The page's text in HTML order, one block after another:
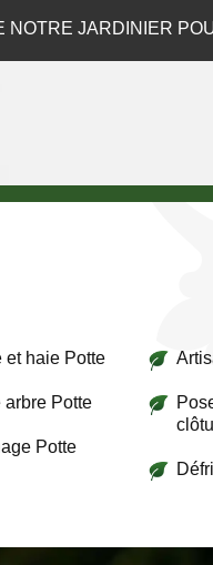
NOTRE JARDINIER
et haie Potte
arbre Potte
Potte